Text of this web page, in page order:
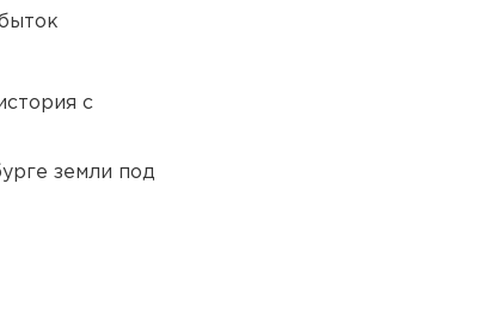
с
земли под